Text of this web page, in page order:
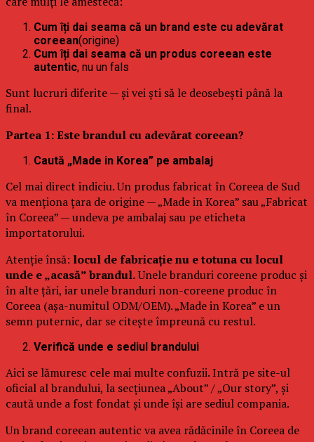
Cum îți dai seama că un brand este cu adevărat
coreean(origine)
Cum îți dai seama că un produs coreean este
autentic, nu un fals
Sunt lucruri diferite — și vei ști să le deosebești până la
final.
Partea 1: Este brandul cu adevărat coreean?
Caută „Made in Korea” pe ambalaj
Cel mai direct indiciu. Un produs fabricat în Coreea de Sud
va menționa țara de origine — „Made in Korea” sau „Fabricat
în Coreea” — undeva pe ambalaj sau pe eticheta
importatorului.
Atenție însă: locul de fabricație nu e totuna cu locul
unde e „acasă” brandul.Unele branduri coreene produc și
în alte țări, iar unele branduri non-coreene produc în
Coreea (așa-numitul ODM/OEM). „Made in Korea” e un
semn puternic, dar se citește împreună cu restul.
Verifică unde e sediul brandului
Aici se lămuresc cele mai multe confuzii. Intră pe site-ul
oficial al brandului, la secțiunea „About” / „Our story”, și
caută unde a fost fondat și unde își are sediul compania.
Un brand coreean autentic va avea rădăcinile în Coreea de